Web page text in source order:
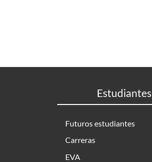
Estudiantes
Futuros estudiantes
Carreras
EVA